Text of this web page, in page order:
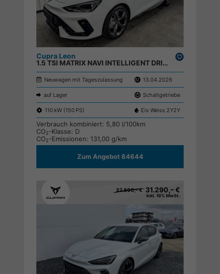
Cupra Leon
1.5 TSI MATRIX NAVI INTELLIGENT DRIVE SHZ KEYLESS ;
Neuwagen mit Tageszulassung 13.04.2026
auf Lager Schaltgetriebe
110 kW (150 PS) Eis Weiss 2Y2Y
Verbrauch kombiniert: 5,80 l/100km
CO2-Klasse: D
CO2-Emissionen: 131,00 g/km
Zum Angebot 84644
32.690,– € 31.290,– €
inkl. 19% MwSt.